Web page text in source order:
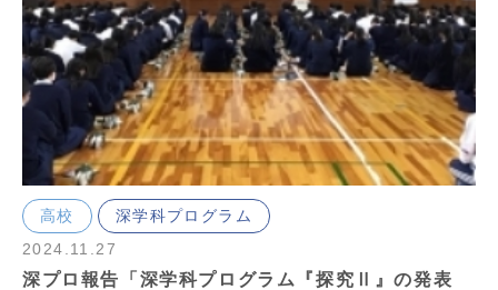
高校
深学科プログラム
2024.11.27
深プロ報告「深学科プログラム『探究Ⅱ』の発表